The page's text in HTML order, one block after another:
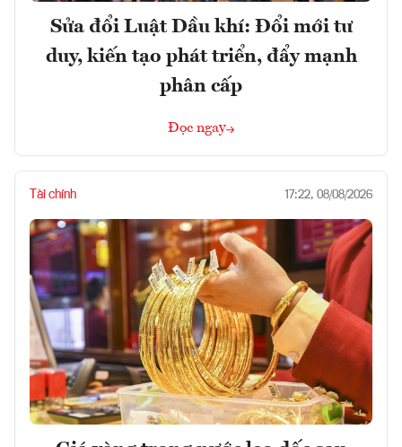
Sửa đổi Luật Dầu khí: Đổi mới tư
duy, kiến tạo phát triển, đẩy mạnh
phân cấp
Đọc ngay
Tài chính 17:22, 08/08/2026